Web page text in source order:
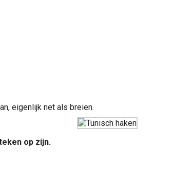
eigenlijk net als breien.
op zijn.